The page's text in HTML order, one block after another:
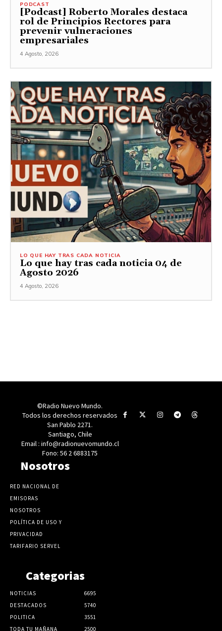
PODCAST
[Podcast] Roberto Morales destaca
rol de Principios Rectores para
prevenir vulneraciones
empresariales
4 Agosto, 2026
LO QUE HAY TRAS CADA NOTICIA
Lo que hay tras cada noticia 04 de
Agosto 2026
4 Agosto, 2026
©Radio Nuevo Mundo.
Todos los derechos reservados
San Pablo 2271.
Santiago, Chile
Email : info@radionuevomundo.cl
Fono: 56 2 6883175
Nosotros
RED NACIONAL DE
EMISORAS
NOSOTROS
POLÍTICA DE USO Y
PRIVACIDAD
TARIFARIO SERVEL
Categorias
NOTICIAS
6695
DESTACADOS
5740
POLITICA
3551
TODA TU MAÑANA
2500